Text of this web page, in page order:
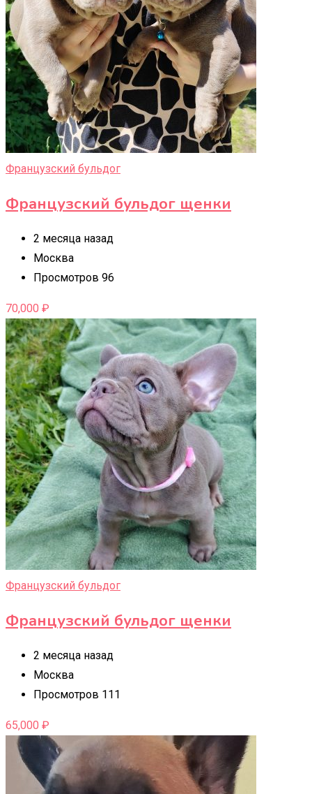
Французский бульдог
Французский бульдог щенки
2 месяца назад
Москва
Просмотров 96
70,000 ₽
Французский бульдог
Французский бульдог щенки
2 месяца назад
Москва
Просмотров 111
65,000 ₽